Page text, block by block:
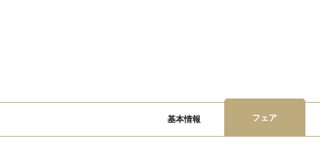
基本情報 フェア